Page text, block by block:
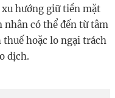
hướng giữ tiền mặt
nhân có thể đến từ tâm
thuế hoặc lo ngại trách
dịch.